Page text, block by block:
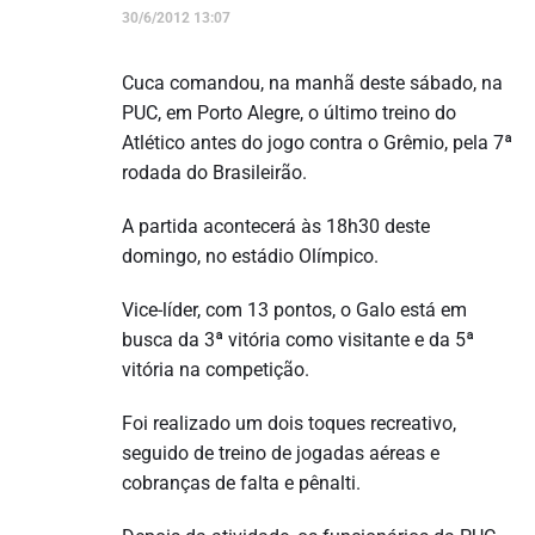
30/6/2012 13:07
Cuca comandou, na manhã deste sábado, na
PUC, em Porto Alegre, o último treino do
Atlético antes do jogo contra o Grêmio, pela 7ª
rodada do Brasileirão.
A partida acontecerá às 18h30 deste
domingo, no estádio Olímpico.
Vice-líder, com 13 pontos, o Galo está em
busca da 3ª vitória como visitante e da 5ª
vitória na competição.
Foi realizado um dois toques recreativo,
seguido de treino de jogadas aéreas e
cobranças de falta e pênalti.